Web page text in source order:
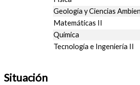
Geología y Ciencias
Matemáticas II
Química
Tecnología e Ingeniería II
Situación